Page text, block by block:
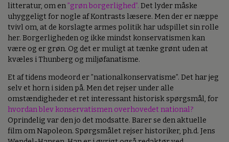
litteratur, om en”grøn borgerlighed”. Det lyder måske
uhyggeligt for nogle af Kontrasts læsere. Men der er næppe
tvivl om, at de korslagte armes politik har udspillet sin rolle
her. Borgerligheden og ikke mindst konservatismen kan
være og er grøn. Og det er muligt at tænke grønt uden at
kvæles i Thunberg og miljøfanatisme.
Et af tidens modeord er ”nationalkonservatisme”. Det har jeg
selv et horn i siden på. Men det rejser under alle
omstændigheder et ret interessant historisk spørgsmål, for
hvordan blev konservatismen overhovedet national?
Oprindelig var den jo det modsatte. Barer se den aktuelle
film om Napoleon. Spørgsmålet rejser historiker, ph.d. Jens